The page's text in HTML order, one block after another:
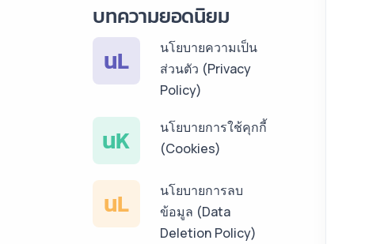
ลาว ราคาเริ่มต้น
บริการรับแปลภาษา
พม่า ราคาเริ่มต้น
บริการรับแปลภาษา
150฿
บริการรับแปลภาษา
บทความยอดนิยม
นL
นโยบายความเป็น
ส่วนตัว (Privacy
Policy)
นK
นโยบายการใช้คุกกี้
(Cookies)
นL
นโยบายการลบ
ข้อมูล (Data
Deletion Policy)